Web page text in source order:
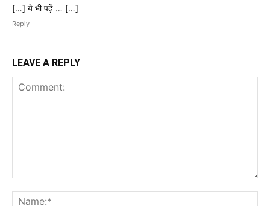
[…] ये भी पढ़ें … […]
Reply
LEAVE A REPLY